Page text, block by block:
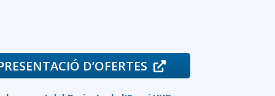
D’OFERTES